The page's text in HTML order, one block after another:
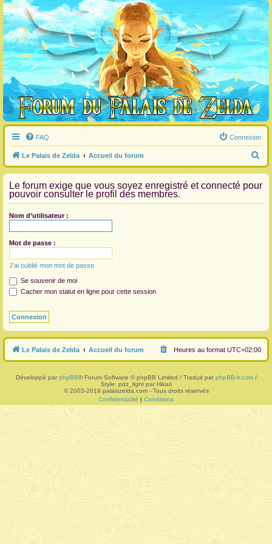
FAQ Connexion
Le Palais de Zelda Accueil du forum
e
c
Le forum exige que vous soyez enregistré et connecté pour
pouvoir consulter le profil des membres.
Nom d’utilisateur :
Mot de passe :
J’ai oublié mon mot de passe
Se souvenir de moi
Cacher mon statut en ligne pour cette session
Le Palais de Zelda Accueil du forum Heures au format UTC+02:00
Développé par phpBB® Forum Software © phpBB Limited / Traduit par phpBB-fr.com/
Style: pdz_light par Hikari
© 2003-2019 palaiszelda.com - Tous droits réservés
Confidentialité | Conditions